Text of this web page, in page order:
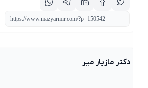
دکتر مازیار میر